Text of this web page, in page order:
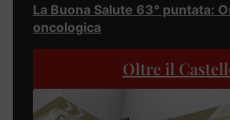
La Buona Salute 63° puntata:
oncologica
Oltre il